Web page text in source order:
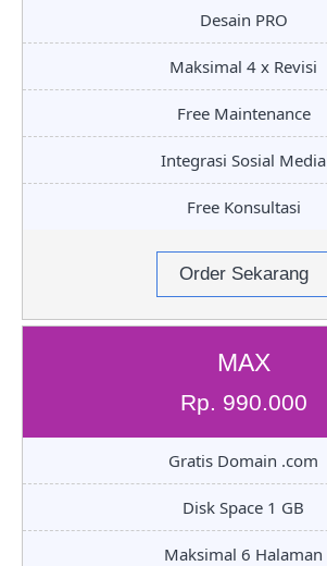
Desain PRO
Maksimal 4 x Revisi
Free Maintenance
Integrasi Sosial Media
Free Konsultasi
Order Sekarang
MAX
Rp. 990.000
Gratis Domain .com
Disk Space 1 GB
Maksimal 6 Halaman